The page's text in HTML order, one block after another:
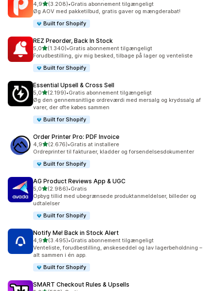
4,9ud af 5 stjerner
(3.208)
3208 anmeldelser i alt
•Gratis abonnement tilgængeligt
Øg AOV med pakketilbud, gratis gaver og mængderabat!
Built for Shopify
REZ Preorder, Back In Stock
5,0ud af 5 stjerner
(1.340)
1340 anmeldelser i alt
•Gratis abonnement tilgængeligt
Forudbestilling, giv mig besked, tilbage på lager og venteliste
Built for Shopify
Essential Upsell & Cross Sell
5,0ud af 5 stjerner
(2.199)
2199 anmeldelser i alt
•Gratis abonnement tilgængeligt
Øg den gennemsnitlige ordreværdi med mersalg og krydssalg af
varer, der ofte købes sammen
Built for Shopify
Order Printer Pro: PDF Invoice
4,9ud af 5 stjerner
(2.676)
2676 anmeldelser i alt
•Gratis at installere
Ordreprinter til fakturaer, kladder og forsendelsesdokumenter
Built for Shopify
AG Product Reviews App & UGC
5,0ud af 5 stjerner
(2.986)
2986 anmeldelser i alt
•Gratis
Opbyg tillid med ubegrænsede produktanmeldelser, billeder og
udtalelser
Built for Shopify
Notify Me! Back in Stock Alert
4,9ud af 5 stjerner
(3.495)
3495 anmeldelser i alt
•Gratis abonnement tilgængeligt
Venteliste, forudbestilling, ønskeseddel og lav lagerbeholdning –
alt sammen i én app.
Built for Shopify
SMART Checkout Rules & Upsells